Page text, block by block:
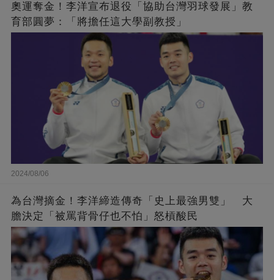
奧運奪金！李洋宣布退役「協助台灣羽球發展」教
育部圓夢：「將擔任這大學副教授」
2024/08/06
為台灣摘金！李洋締造傳奇「史上最強男雙」 大
膽決定「被罵背骨仔也不怕」怒槓酸民